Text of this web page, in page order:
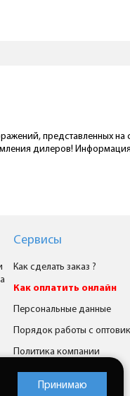
представленных
дилеров! Информация
Сервисы
Как сделать заказ ?
Как оплатить онлайн
Персональные данные
Порядок работы с
Политика компании
Комплексное снабжение
Принимаю